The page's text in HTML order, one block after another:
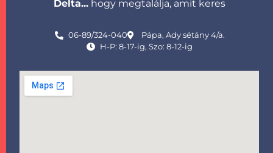
Delta... hogy megtalálja, amit keres
06-89/324-040
Pápa, Ady sétány 4/a.
H-P: 8-17-ig, Szo: 8-12-ig